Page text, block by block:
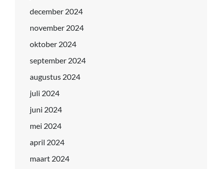
december 2024
november 2024
oktober 2024
september 2024
augustus 2024
juli 2024
juni 2024
mei 2024
april 2024
maart 2024